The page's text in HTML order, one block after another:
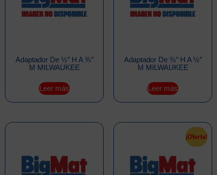
Adaptador De ½″ H A ⅜″
M MILWAUKEE
Leer más
Adaptador De ⅜″ H A ½″
M MILWAUKEE
Leer más
¡Oferta!